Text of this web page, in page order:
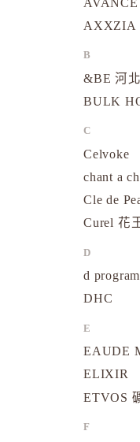
AXXZIA
B
&BE 河
BULK
C
Celvoke
chant a
Cle de
Curel 花
D
d
DHC
E
EAUDE
ELIXIR
ETVOS
F